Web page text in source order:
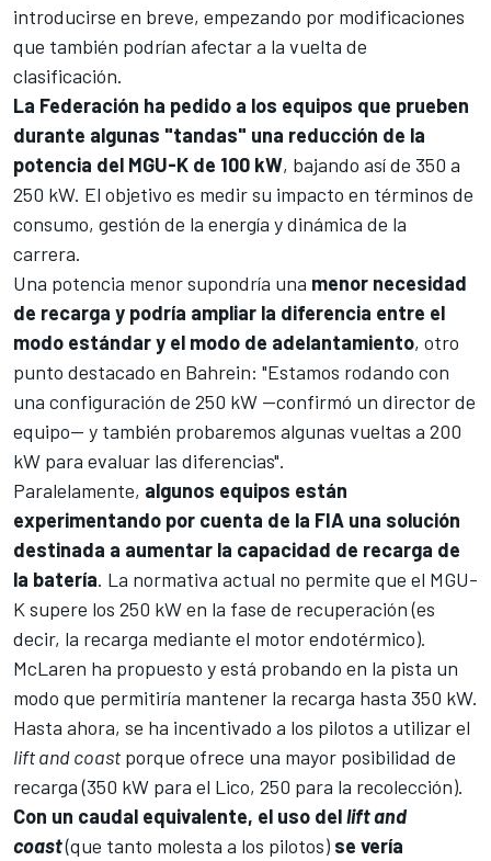
introducirse en breve, empezando por modificaciones
que también podrían afectar a la vuelta de
clasificación.
La Federación ha pedido a los equipos que prueben
durante algunas "tandas" una reducción de la
potencia del MGU-K de 100 kW, bajando así de 350 a
250 kW. El objetivo es medir su impacto en términos de
consumo, gestión de la energía y dinámica de la
carrera.
Una potencia menor supondría una menor necesidad
de recarga y podría ampliar la diferencia entre el
modo estándar y el modo de adelantamiento, otro
punto destacado en Bahrein: "Estamos rodando con
una configuración de 250 kW —confirmó un director de
equipo— y también probaremos algunas vueltas a 200
kW para evaluar las diferencias".
Paralelamente, algunos equipos están
experimentando por cuenta de la FIA una solución
destinada a aumentar la capacidad de recarga de
la batería. La normativa actual no permite que el MGU-
K supere los 250 kW en la fase de recuperación (es
decir, la recarga mediante el motor endotérmico).
McLaren ha propuesto y está probando en la pista un
modo que permitiría mantener la recarga hasta 350 kW.
Hasta ahora, se ha incentivado a los pilotos a utilizar el
lift and coast porque ofrece una mayor posibilidad de
recarga (350 kW para el Lico, 250 para la recolección).
Con un caudal equivalente, el uso dellift and
coast(que tanto molesta a los pilotos) se vería